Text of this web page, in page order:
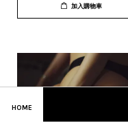
HOME
加入購物車